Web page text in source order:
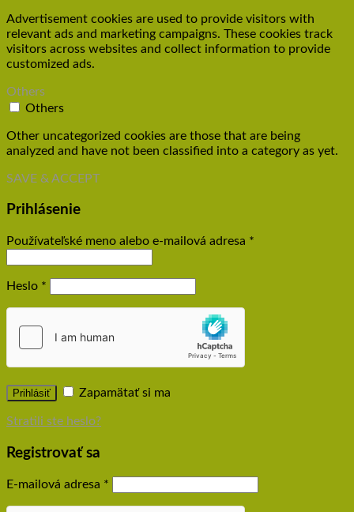
Advertisement cookies are used to provide visitors with
relevant ads and marketing campaigns. These cookies track
visitors across websites and collect information to provide
customized ads.
Others
Others
Other uncategorized cookies are those that are being
analyzed and have not been classified into a category as yet.
SAVE & ACCEPT
Prihlásenie
Používateľské meno alebo e-mailová adresa *
Heslo *
Prihlásiť Zapamätať si ma
Stratili ste heslo?
Registrovať sa
E-mailová adresa *